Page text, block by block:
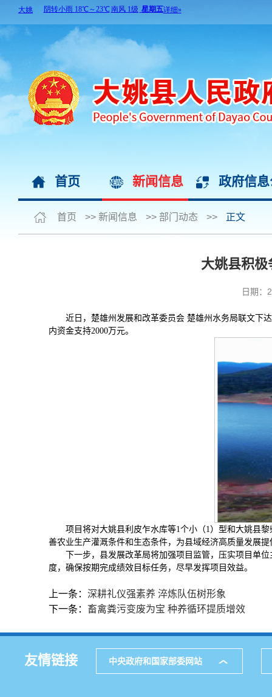
首页 新闻信息 政府信
首页 >> 新闻信息 >> 部门动态 >> 正文
大姚县积
日期
近日，楚雄州发展和改革委员会 楚雄州水务局联文下
内资金支持2000万元。
项目将对大姚县利皮乍水库等1个小（1）型和大姚县
善农业生产灌溉条件和生态条件，为县域经济高质量发展
下一步，县发展改革局将加强项目监管，压实项目单
度，确保按期完成绩效目标任务，尽早发挥项目效益。
上一条： 深耕礼仪强素养 淬炼队伍树形象
下一条： 畜禽粪污变废为宝 种养循环提质增效
友情链接 中央政府和国家部委网站